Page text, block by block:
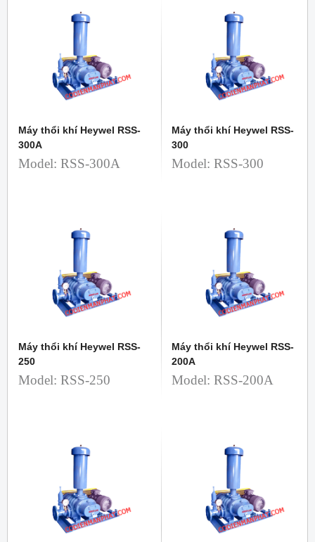
Máy thổi khí Heywel RSS-
300A
Model: RSS-300A
Máy thổi khí Heywel RSS-
300
Model: RSS-300
Máy thổi khí Heywel RSS-
250
Model: RSS-250
Máy thổi khí Heywel RSS-
200A
Model: RSS-200A